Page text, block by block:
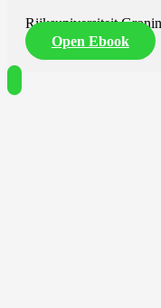
Rijksuniversiteit
Open Ebook